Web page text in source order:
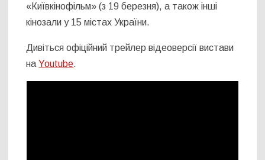
«Київкінофільм» (з 19 березня), а також інші
кінозали у 15 містах України.
Дивіться офіційний трейлер відеоверсії вистави
наYoutube.